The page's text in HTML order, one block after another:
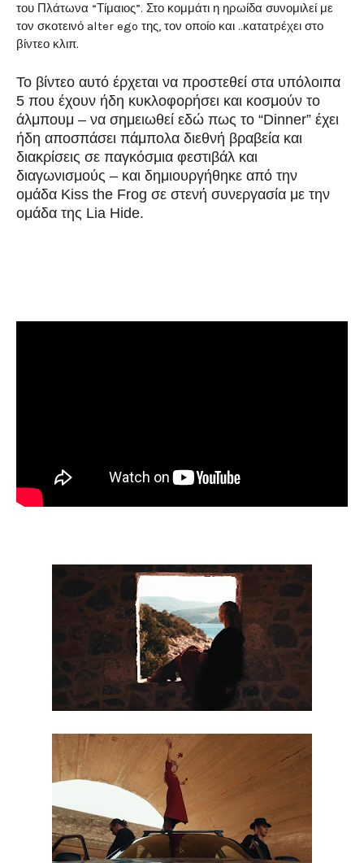
του Πλάτωνα “Τίμαιος”. Στο κομμάτι η ηρωίδα συνομιλεί με
τον σκοτεινό alter ego της, τον οποίο και ..κατατρέχει στο
βίντεο κλιπ.
Το βίντεο αυτό έρχεται να προστεθεί στα υπόλοιπα
5 που έχουν ήδη κυκλοφορήσει και κοσμούν το
άλμπουμ – να σημειωθεί εδώ πως το “Dinner” έχει
ήδη αποσπάσει πάμπολα διεθνή βραβεία και
διακρίσεις σε παγκόσμια φεστιβάλ και
διαγωνισμούς – και δημιουργήθηκε από την
ομάδα Kiss the Frog σε στενή συνεργασία με την
ομάδα της Lia Hide.